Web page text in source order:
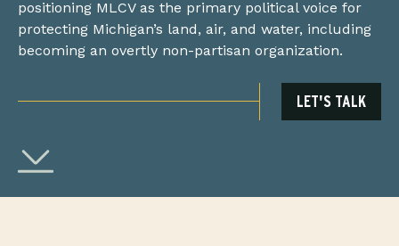
positioning MLCV as the primary political voice for
protecting Michigan’s land, air, and water, including
becoming an overtly non-partisan organization.
LET'S TALK